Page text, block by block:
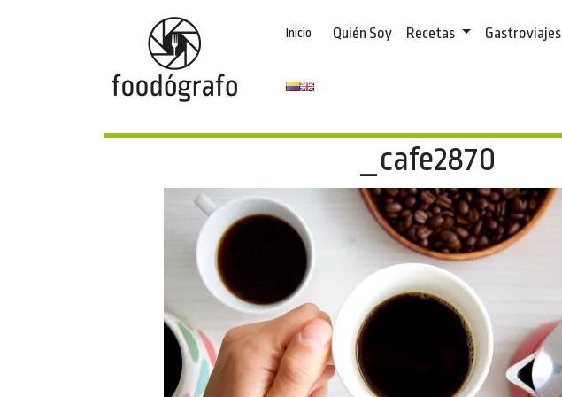
Inicio Quién Soy Recetas Gastroviajes
_cafe2870